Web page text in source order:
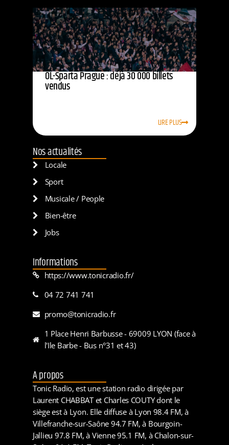
OL-Sparta Prague : déjà 30 000 billets
vendus
LIRE PLUS
Nos actualités
Locale
Sport
Musicale / People
Bien-être
Jobs
Informations
https://www.tonicradio.fr/
04 72 741 741
promo@tonicradio.fr
1 Place Henri Barbusse - 69009 LYON (face à
l'Ile Barbe - Bus n°31 et 43)
A propos
Tonic Radio, est une station radio dirigée par
Laurent CHABBAT et Charles COUTY dont le
siège est à Lyon. Elle diffuse à Lyon 98.4 FM, à
Villefranche-sur-Saône 94.7 FM, à Bourgoin-
Jallieu 97.8 FM, à Vienne 95.1 FM, à Chalon-sur-